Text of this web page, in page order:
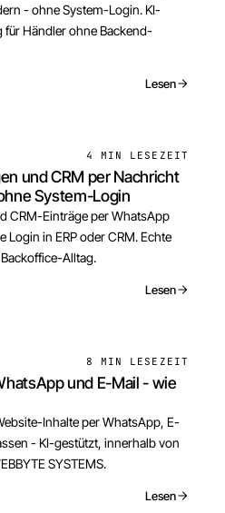
- ohne System-Login. KI-
Händler ohne Backend-
Lesen
4 MIN LESEZEIT
und CRM per Nachricht
System-Login
CRM-Einträge per WhatsApp
in ERP oder CRM. Echte
Alltag.
Lesen
8 MIN LESEZEIT
und E-Mail - wie
Inhalte per WhatsApp, E-
- KI-gestützt, innerhalb von
SYSTEMS.
Lesen